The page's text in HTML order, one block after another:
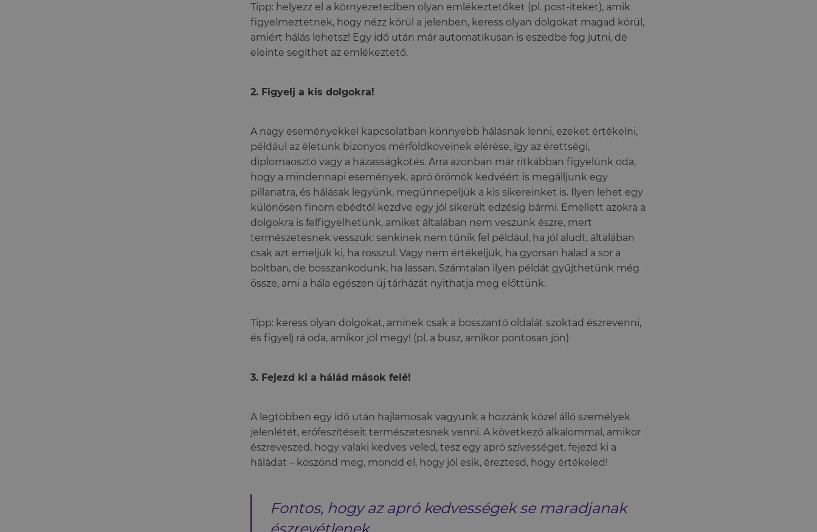
Tipp: helyezz el a környezetedben olyan emlékeztetőket (pl. post-iteket), amik
figyelmeztetnek, hogy nézz körül a jelenben, keress olyan dolgokat magad körül,
amiért hálás lehetsz! Egy idő után már automatikusan is eszedbe fog jutni, de
eleinte segíthet az emlékeztető.
2. Figyelj a kis dolgokra!
A nagy eseményekkel kapcsolatban könnyebb hálásnak lenni, ezeket értékelni,
például az életünk bizonyos mérföldköveinek elérése, így az érettségi,
diplomaosztó vagy a házasságkötés. Arra azonban már ritkábban figyelünk oda,
hogy a mindennapi események, apró örömök kedvéért is megálljunk egy
pillanatra, és hálásak legyünk, megünnepeljük a kis sikereinket is. Ilyen lehet egy
különösen finom ebédtől kezdve egy jól sikerült edzésig bármi. Emellett azokra a
dolgokra is felfigyelhetünk, amiket általában nem veszünk észre, mert
természetesnek vesszük: senkinek nem tűnik fel például, ha jól aludt, általában
csak azt emeljük ki, ha rosszul. Vagy nem értékeljük, ha gyorsan halad a sor a
boltban, de bosszankodunk, ha lassan. Számtalan ilyen példát gyűjthetünk még
össze, ami a hála egészen új tárházát nyithatja meg előttünk.
Tipp: keress olyan dolgokat, aminek csak a bosszantó oldalát szoktad észrevenni,
és figyelj rá oda, amikor jól megy! (pl. a busz, amikor pontosan jön)
3. Fejezd ki a hálád mások felé!
A legtöbben egy idő után hajlamosak vagyunk a hozzánk közel álló személyek
jelenlétét, erőfeszítéseit természetesnek venni. A következő alkalommal, amikor
észreveszed, hogy valaki kedves veled, tesz egy apró szívességet, fejezd ki a
háládat – köszönd meg, mondd el, hogy jól esik, éreztesd, hogy értékeled!
Fontos, hogy az apró kedvességek se maradjanak
észrevétlenek.